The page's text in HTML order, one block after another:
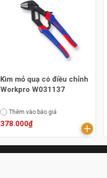
Kìm mỏ quạ có điều chỉnh
Workpro W031137
Thêm vào báo giá
378.000₫